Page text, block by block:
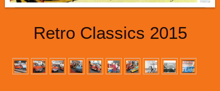
Retro Classics 2015